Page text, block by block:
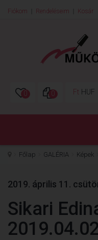
Fiókom Rendeléseim Kosár
0 0 Ft HUF
Főlap GALÉRIA Képek
2019. április 11.
Sikari